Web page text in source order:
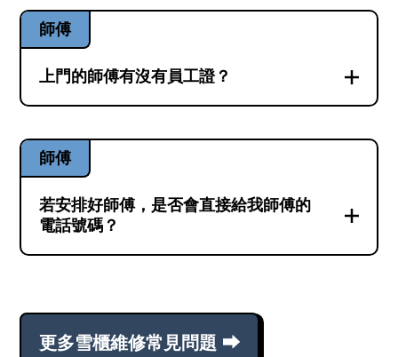
師傅
上門的師傅有沒有員工證？
工證上除了印有公司的資料，還有家電維修
師傅的相和名字等個人信息。企業的基本責
任，是保證員工的專業質素。而員工證既代
表師傅的身份，也是保證客人安全的重要因
素。因此，維修兵團的師傅除了會佩戴員工
更詳細解答 ⮕
師傅
若安排好師傅，是否會直接給我師傅的
電話號碼？
話方式聯繫。所有溝通及上門確認程序，甚
至部份自動化功能，都集中一個電話號碼的
更多雪櫃維修常見問題 ⮕